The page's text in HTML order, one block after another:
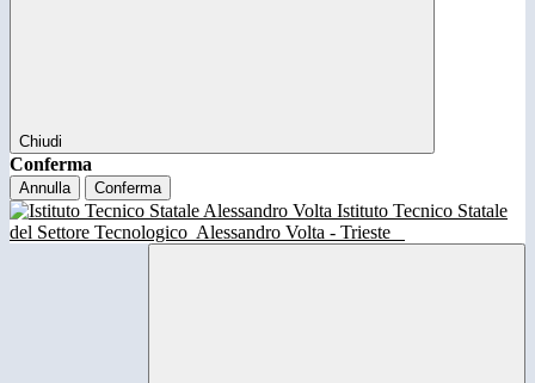
Chiudi
Conferma
Annulla Conferma
Istituto Tecnico Statale
del Settore Tecnologico Alessandro Volta - Trieste